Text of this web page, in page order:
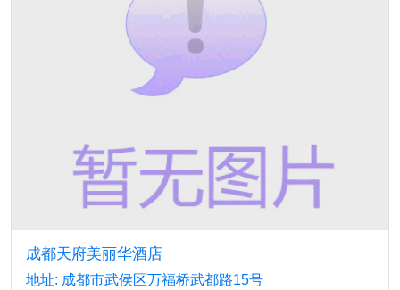
成都天府美丽华酒店
地址: 成都市武侯区万福桥武都路15号